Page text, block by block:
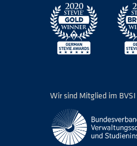
Wir sind Mitglied im BVSI